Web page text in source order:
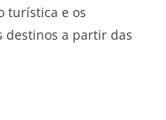
turística e os
destinos a partir das